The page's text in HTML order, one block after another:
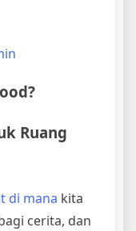
Ruang
di mana kita
cerita, dan